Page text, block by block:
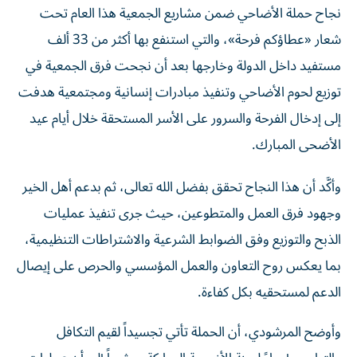
شعار «عطاؤكم فرحة»، والتي استنفع بها أكثر من 33 ألف
مستفيد داخل الدولة وخارجها بعد أن نجحت فرق الجمعية في
توزيع لحوم الأضاحي وتنفيذ مبادرات إنسانية ومجتمعية هدفت
إلى إدخال الفرحة والسرور على الأسر المستحقة خلال أيام عيد
الأضحى المبارك.
وأكَّد أن هذا النجاح تحقق بفضل الله تعالى، ثم بدعم أهل الخير
وجهود فرق العمل والمتطوعين، حيث جرى تنفيذ عمليات
الذبح والتوزيع وفق الضوابط الشرعية والاشتراطات التنظيمية،
بما يعكس روح التعاون والعمل المؤسسي والحرص على إيصال
الدعم لمستحقيه بكل كفاءة.
وأوضح المرشودي، أن الحملة تأتي تجسيداً لقيم التكافل
والتراحم وإحياءً لسنة الأضحية المباركة، مشيراً إلى أن عمليات